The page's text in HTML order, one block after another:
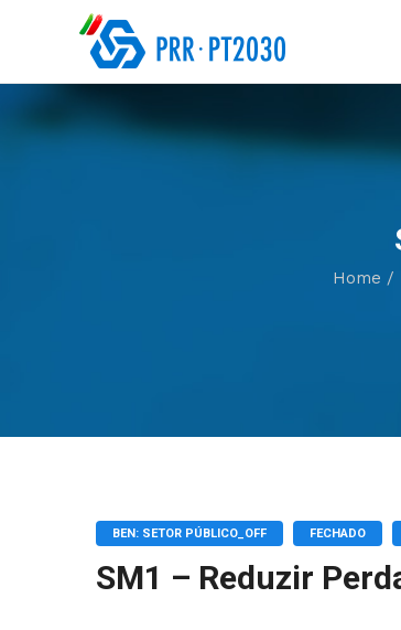
Home /
BEN: SETOR PÚBLICO_OFF FECHADO
SM1 – Reduzir